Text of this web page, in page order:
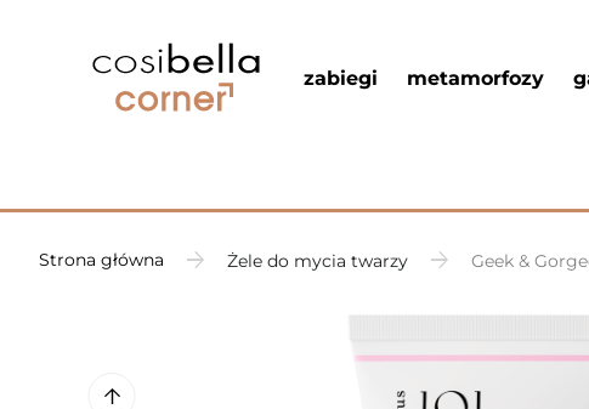
zabiegi metamorfozy
Strona główna Żele do mycia twarzy Geek &